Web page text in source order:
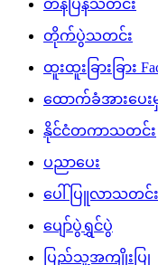
ပေါ်ပြူလာသတင်းမ
ပျော်ပွဲရွှင်ပွဲ
ပြည်သူ့အကျိုးပြု
ဖျော်ဖြေရေး
မူလစာမျက်နှာ
မွေးနေ့ဆုတောင်းမျ
မွေးမြူရေး
မှတ်တမ်းဗီဒီယိုများ